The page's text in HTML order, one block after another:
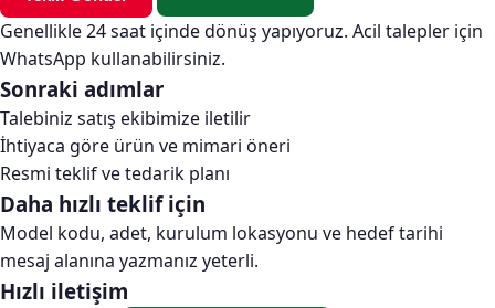
Genellikle 24 saat içinde dönüş yapıyoruz. Acil talepler için
WhatsApp kullanabilirsiniz.
Sonraki adımlar
Talebiniz satış ekibimize iletilir
İhtiyaca göre ürün ve mimari öneri
Resmi teklif ve tedarik planı
Daha hızlı teklif için
Model kodu, adet, kurulum lokasyonu ve hedef tarihi
mesaj alanına yazmanız yeterli.
Hızlı iletişim